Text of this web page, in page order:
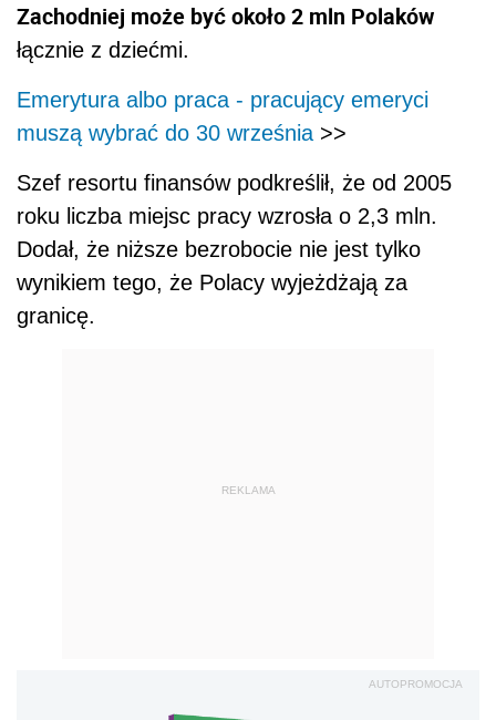
Zachodniej może być około 2 mln Polaków
łącznie z dziećmi.
Emerytura albo praca - pracujący emeryci
muszą wybrać do 30 września >>
Szef resortu finansów podkreślił, że od 2005
roku liczba miejsc pracy wzrosła o 2,3 mln.
Dodał, że niższe bezrobocie nie jest tylko
wynikiem tego, że Polacy wyjeżdżają za
granicę.
REKLAMA
AUTOPROMOCJA